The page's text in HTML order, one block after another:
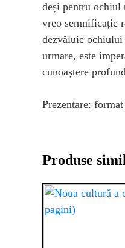
deși pentru ochiul
vreo semnificație
dezvăluie ochiului
urmare, este
cunoaștere
Prezentare:
Produse